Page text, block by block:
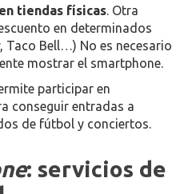
tiendas físicas. Otra
en determinados
Taco Bell…) No es necesario
mostrar el smartphone.
participar en
conseguir entradas a
de fútbol y conciertos.
: servicios de